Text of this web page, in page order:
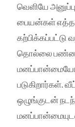
வெளியே
பையன்கள்
கற்பிக்கப்பட்டு
தொல்லை
படுகிறார்கள்.
ஒழுங்குடன்